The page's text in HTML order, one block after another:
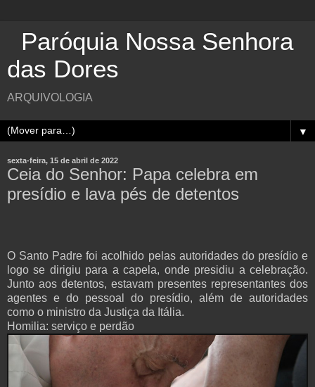
Paróquia Nossa Senhora
das Dores
ARQUIVOLOGIA
▼
sexta-feira, 15 de abril de 2022
Ceia do Senhor: Papa celebra em
presídio e lava pés de detentos
O Santo Padre foi acolhido pelas autoridades do presídio e
logo se dirigiu para a capela, onde presidiu a celebração.
Junto aos detentos, estavam presentes representantes dos
agentes e do pessoal do presídio, além de autoridades
como o ministro da Justiça da Itália.
Homilia: serviço e perdão